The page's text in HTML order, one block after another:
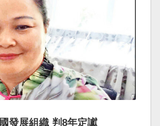
發展組織 判8年定讞